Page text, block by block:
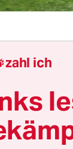
Felds.
jener
dem
zahl ich